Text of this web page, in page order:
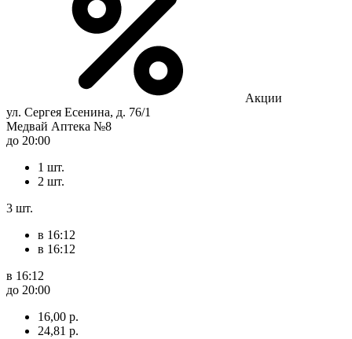
Акции
ул. Сергея Есенина, д. 76/1
Медвай Аптека №8
до 20:00
1 шт.
2 шт.
3 шт.
в 16:12
в 16:12
в 16:12
до 20:00
16,00 р.
24,81 р.